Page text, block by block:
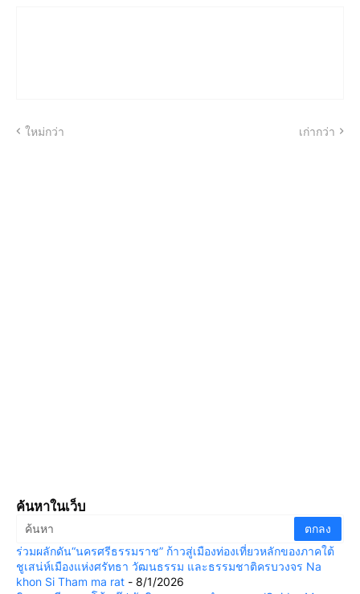
ใหม่กว่า เก่ากว่า
ค้นหาในเว็บ
ร่วมผลักดัน“นครศรีธรรมราช” ก้าวสู่เมืองท่องเที่ยวหลักของภาคใต้
ชูเสน่ห์เมืองแห่งศรัทธา วัฒนธรรม และธรรมชาติครบวงจร Na
khon Si Tham ma rat - 8/1/2026